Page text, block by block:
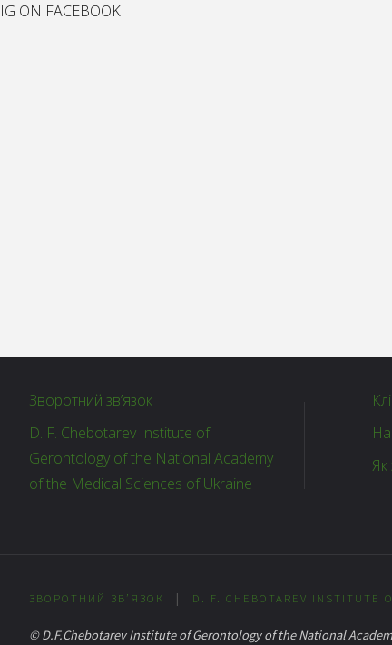
IG ON FACEBOOK
Зворотний зв’язок
D. F. Chebotarev Institute of
Gerontology of the National Academy
of the Medical Sciences of Ukraine
Як
ЗВОРОТНИЙ ЗВ’ЯЗОК | D. F. CHEBOTAREV INSTITUTE
© D.F.Chebotarev Institute of Gerontology of the National